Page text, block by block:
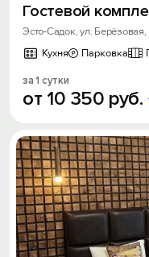
Гостевой
Эсто-Садок, ул. Берёзовая,
Кухня
Парковка
за 1 сутки
от 10 350 руб.